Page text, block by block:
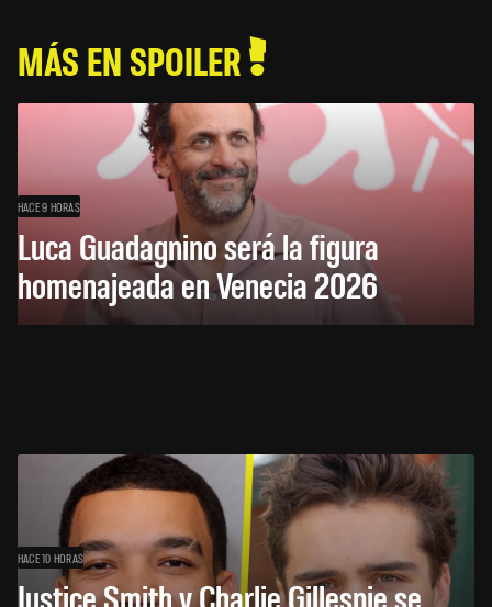
MÁS EN SPOILER
HACE 9 HORAS
Luca Guadagnino será la figura
homenajeada en Venecia 2026
HACE 10 HORAS
Justice Smith y Charlie Gillespie se